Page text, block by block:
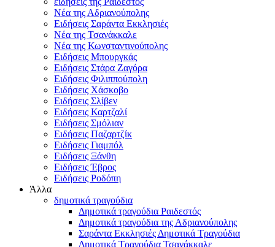
Νέα της Αδριανούπολης
Ειδήσεις Σαράντα Εκκλησιές
Νέα της Τσανάκκαλε
Νέα της Κωνσταντινούπολης
Ειδήσεις Μπουργκάς
Ειδήσεις Στάρα Ζαγόρα
Ειδήσεις Φιλιππούπολη
Ειδήσεις Χάσκοβο
Ειδήσεις Σλίβεν
Ειδήσεις Καρτζαλί
Ειδήσεις Σμόλιαν
Ειδήσεις Παζαρτζίκ
Ειδήσεις Γιαμπόλ
Ειδήσεις Ξάνθη
Ειδήσεις Έβρος
Ειδήσεις Ροδόπη
Άλλα
δημοτικά τραγούδια
Δημοτικά τραγούδια Ραιδεστός
Δημοτικά τραγούδια της Αδριανούπολης
Σαράντα Εκκλησιές Δημοτικά Τραγούδια
Δημοτικά Τραγούδια Τσανάκκαλε